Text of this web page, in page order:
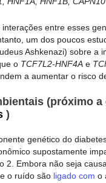
interações entre esses
um dos poucos
Ashkenazi) sobre a
o TCF7L2-HNF4A e
a aumentar o risco
(próximo a
)
genético do
supostamente
2. Embora não seja
o ruído são ligado com o